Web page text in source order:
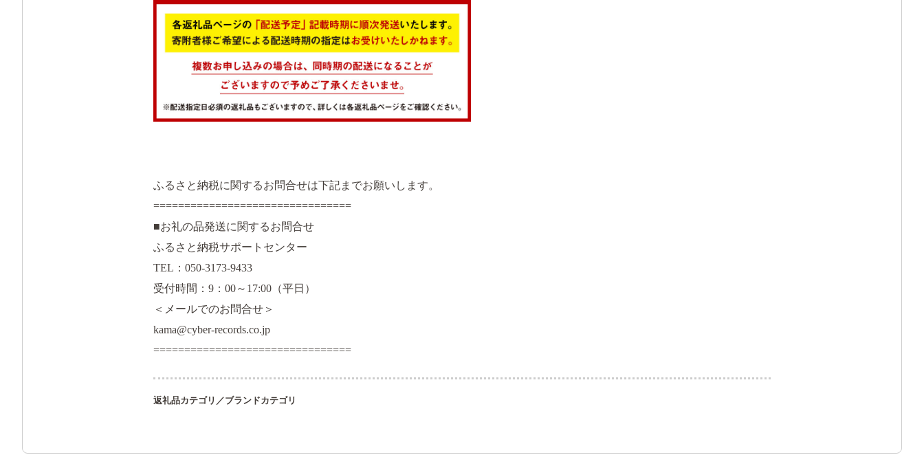
ふるさと納税に関するお問合せは下記までお願いします。
================================
■お礼の品発送に関するお問合せ
ふるさと納税サポートセンター
TEL：050-3173-9433
受付時間：9：00～17:00（平日）
＜メールでのお問合せ＞
kama@cyber-records.co.jp
================================
返礼品カテゴリ／ブランドカテゴリ